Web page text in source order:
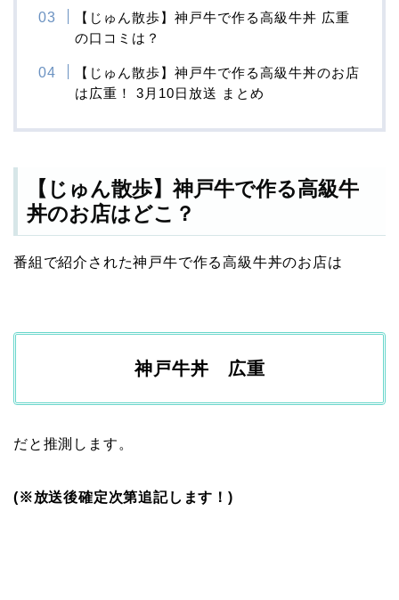
【じゅん散歩】神戸牛で作る高級牛丼 広重
の口コミは？
【じゅん散歩】神戸牛で作る高級牛丼のお店
は広重！ 3月10日放送 まとめ
【じゅん散歩】神戸牛で作る高級牛
丼のお店はどこ？
番組で紹介された神戸牛で作る高級牛丼のお店は
神戸牛丼 広重
だと推測します。
(※放送後確定次第追記します！)